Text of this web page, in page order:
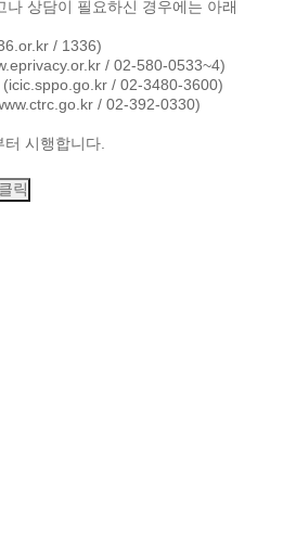
상담이 필요하신 경우에는 아래
/ 1336)
/ 02-580-0533~4)
/ 02-3480-3600)
/ 02-392-0330)
시행합니다.
릭